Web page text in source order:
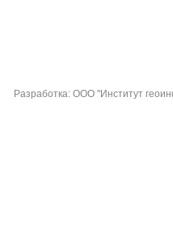
Разработка: ООО "Институт